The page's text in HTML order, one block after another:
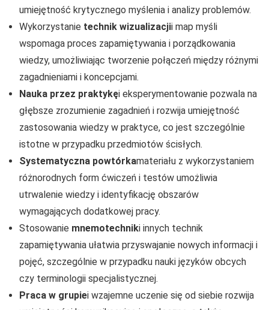
umiejętność krytycznego myślenia i analizy problemów.
Wykorzystanie technik wizualizacjii map myśli
wspomaga proces zapamiętywania i porządkowania
wiedzy, umożliwiając tworzenie połączeń między różnymi
zagadnieniami i koncepcjami.
Nauka przez praktykęi eksperymentowanie pozwala na
głębsze zrozumienie zagadnień i rozwija umiejętność
zastosowania wiedzy w praktyce, co jest szczególnie
istotne w przypadku przedmiotów ścisłych.
Systematyczna powtórkamateriału z wykorzystaniem
różnorodnych form ćwiczeń i testów umożliwia
utrwalenie wiedzy i identyfikację obszarów
wymagających dodatkowej pracy.
Stosowanie mnemotechniki innych technik
zapamiętywania ułatwia przyswajanie nowych informacji i
pojęć, szczególnie w przypadku nauki języków obcych
czy terminologii specjalistycznej.
Praca w grupiei wzajemne uczenie się od siebie rozwija